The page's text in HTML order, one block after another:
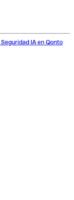
Seguridad IA en Qonto